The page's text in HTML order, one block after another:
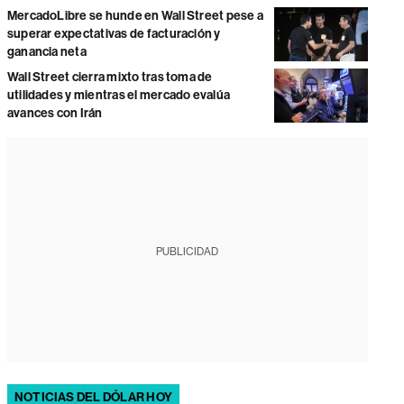
MercadoLibre se hunde en Wall Street pese a
superar expectativas de facturación y
ganancia neta
Wall Street cierra mixto tras toma de
utilidades y mientras el mercado evalúa
avances con Irán
PUBLICIDAD
NOTICIAS DEL DÓLAR HOY